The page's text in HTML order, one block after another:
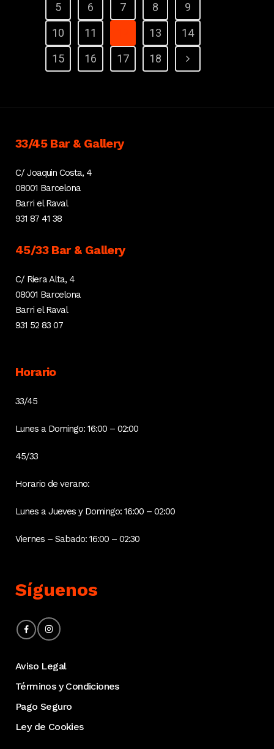
5
6 7 8
9
10
11 13
14
15
16 17 18
33/45 Bar & Gallery
C/ Joaquin Costa, 4
08001 Barcelona
Barri el Raval
931 87 41 38
45/33 Bar & Gallery
C/ Riera Alta, 4
08001 Barcelona
Barri el Raval
931 52 83 07
Horario
33/45
Lunes a Domingo: 16:00 – 02:00
45/33
Horario de verano:
Lunes a Jueves y Domingo: 16:00 – 02:00
Viernes – Sabado: 16:00 – 02:30
Síguenos
Aviso Legal
Términos y Condiciones
Pago Seguro
Ley de Cookies